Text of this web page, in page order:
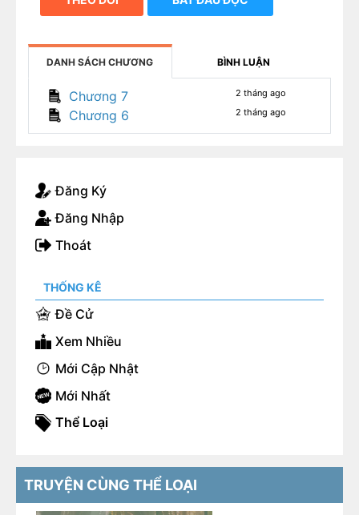
DANH SÁCH CHƯƠNG BÌNH LUẬN
Chương 7 2 tháng ago
Chương 6 2 tháng ago
Đăng Ký
Đăng Nhập
Thoát
THỐNG KÊ
Đề Cử
Xem Nhiều
Mới Cập Nhật
Mới Nhất
Thể Loại
TRUYỆN CÙNG THỂ LOẠI